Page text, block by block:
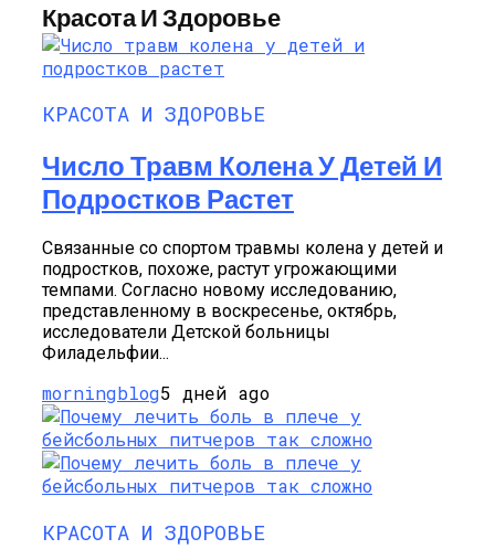
Красота И Здоровье
КРАСОТА И ЗДОРОВЬЕ
Число Травм Колена У Детей И
Подростков Растет
Связанные со спортом травмы колена у детей и
подростков, похоже, растут угрожающими
темпами. Согласно новому исследованию,
представленному в воскресенье, октябрь,
исследователи Детской больницы
Филадельфии...
morningblog5 дней ago
КРАСОТА И ЗДОРОВЬЕ